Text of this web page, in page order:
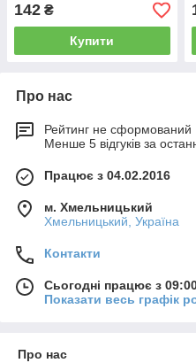
142 ₴
Купити
Про нас
Рейтинг не сформований
Менше 5 відгуків за
Працює з 04.02.2016
м. Хмельницький
Хмельницький, Україна
Контакти
Сьогодні працює з
Показати весь графік
Про нас